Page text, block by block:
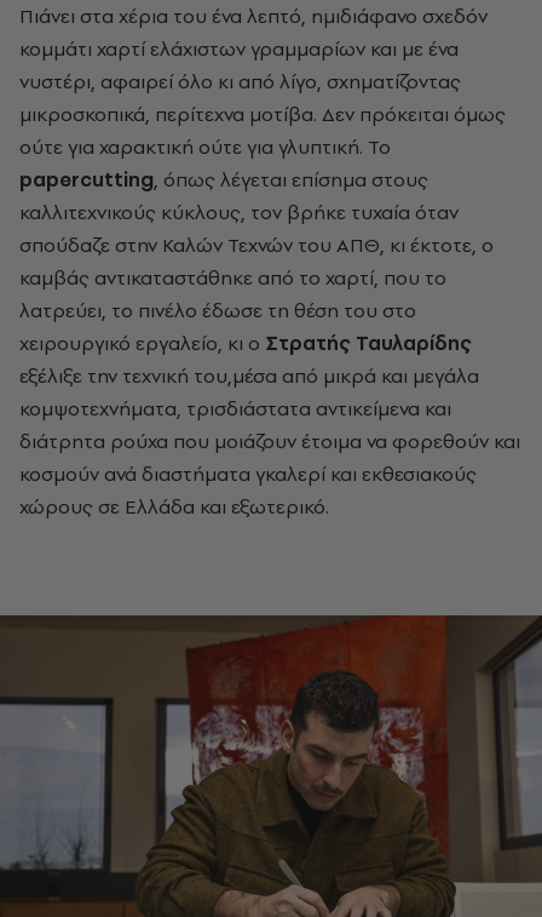
Πιάνει στα χέρια του ένα λεπτό, ημιδιάφανο σχεδόν
κομμάτι χαρτί ελάχιστων γραμμαρίων και με ένα
νυστέρι, αφαιρεί όλο κι από λίγο, σχηματίζοντας
μικροσκοπικά, περίτεχνα μοτίβα. Δεν πρόκειται όμως
ούτε για χαρακτική ούτε για γλυπτική. Το
papercutting, όπως λέγεται επίσημα στους
καλλιτεχνικούς κύκλους, τον βρήκε τυχαία όταν
σπούδαζε στην Καλών Τεχνών του ΑΠΘ, κι έκτοτε, ο
καμβάς αντικαταστάθηκε από το χαρτί, που το
λατρεύει, το πινέλο έδωσε τη θέση του στο
χειρουργικό εργαλείο, κι ο Στρατής Ταυλαρίδης
εξέλιξε την τεχνική του,μέσα από μικρά και μεγάλα
κομψοτεχνήματα, τρισδιάστατα αντικείμενα και
διάτρητα ρούχα που μοιάζουν έτοιμα να φορεθούν και
κοσμούν ανά διαστήματα γκαλερί και εκθεσιακούς
χώρους σε Ελλάδα και εξωτερικό.